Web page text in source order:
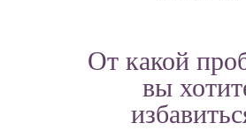
От какой
вы